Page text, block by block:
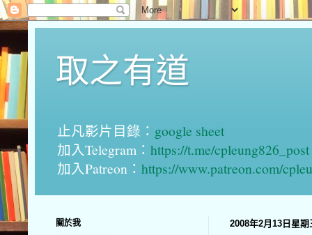
取之有道
止凡影片目錄： google sheet
加入Telegram： https://t.me/cpleung826_post
加入Patreon： https://www.patreon.com/
2008年2月13日星期
關於我